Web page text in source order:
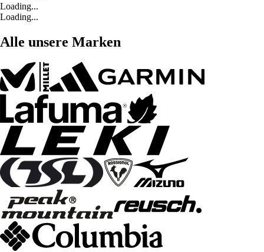
Loading...
Loading...
Alle unsere Marken